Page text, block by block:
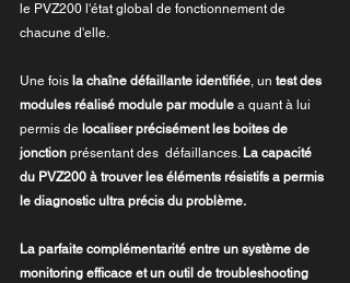
le PVZ200 l'état global de fonctionnement de
chacune d'elle.
Une fois la chaîne défaillante identifiée, un test des
modules réalisé module par module a quant à lui
permis de localiser précisément les boites de
jonction présentant des  défaillances. La capacité
du PVZ200 à trouver les éléments résistifs a permis
le diagnostic ultra précis du problème.
La parfaite complémentarité entre un système de
monitoring efficace et un outil de troubleshooting